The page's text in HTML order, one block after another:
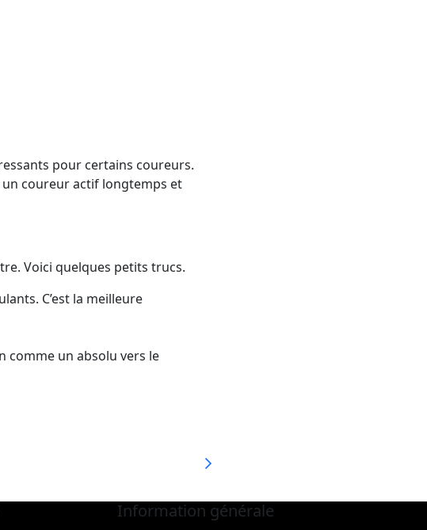
pour certains coureurs.
un coureur actif longtemps et
Voici quelques petits trucs.
C’est la meilleure
comme un absolu vers le
Information générale